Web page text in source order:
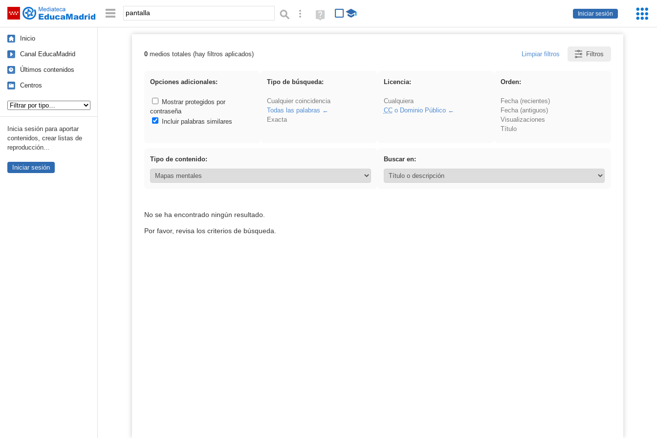
Saltar navegación
Iniciar sesión
Palabra o frase: Búsqueda avanzada
Ayuda
(en
Inicio
Canal EducaMadrid
Últimos contenidos
Centros
Inicia sesión para aportar
contenidos, crear listas de
reproducción...
Iniciar sesión
Resultados de: pantalla
0medios totales (hay filtros aplicados) Limpiar filtros Filtros
Opciones adicionales:
Mostrar protegidos por
contraseña
Incluir palabras similares
Tipo de búsqueda:
Cualquier coincidencia
Todas las palabras
Exacta
Licencia:
Cualquiera
CCo Dominio Público
Orden:
Fecha (recientes)
Fecha (antiguos)
Visualizaciones
Título
Tipo de contenido: Buscar en:
No se ha encontrado ningún resultado.
Por favor, revisa los criterios de búsqueda.